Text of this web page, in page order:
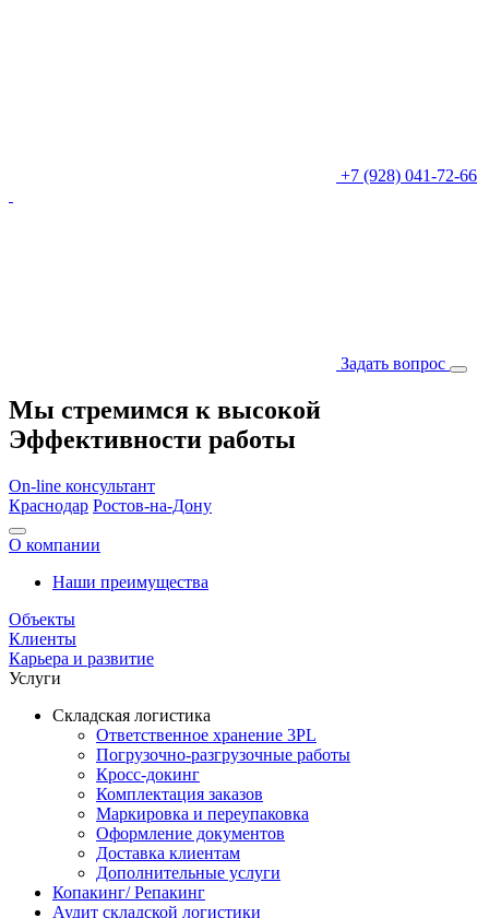
+7 (928) 041-72-66
Задать вопрос
Мы стремимся к высокой
Эффективности работы
On-line консультант
Краснодар Ростов-на-Дону
О компании
Наши преимущества
Объекты
Клиенты
Карьера и развитие
Услуги
Складская логистика
Ответственное хранение 3PL
Погрузочно-разгрузочные работы
Кросс-докинг
Комплектация заказов
Маркировка и переупаковка
Оформление документов
Доставка клиентам
Дополнительные услуги
Копакинг/ Репакинг
Аудит складской логистики